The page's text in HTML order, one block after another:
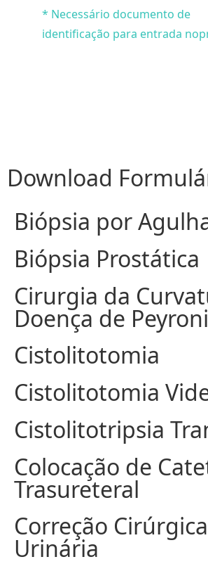
* Necessário documento de
identificação para entrada
Download
Biópsia por
Biópsia Prostática
Cirurgia da
Doença de
Cistolitotomia
Cistolitotomia
Cistolitotripsia
Colocação de
Trasureteral
Correção
Urinária